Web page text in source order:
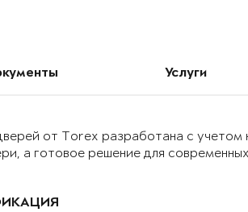
Услуги
от Torex разработана с
а готовое решение для